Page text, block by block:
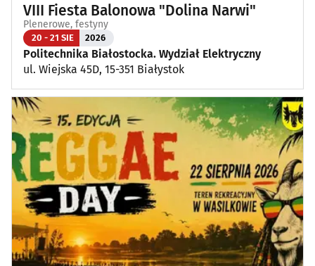
VIII Fiesta Balonowa "Dolina Narwi"
Plenerowe, festyny
20 - 21 SIE 2026
Politechnika Białostocka. Wydział Elektryczny
ul. Wiejska 45D, 15-351 Białystok